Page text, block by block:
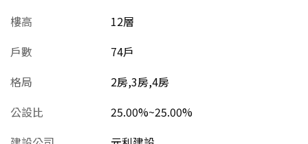
樓高
12層
戶數
74戶
格局
2房,3房,4房
公設比
25.00%~25.00%